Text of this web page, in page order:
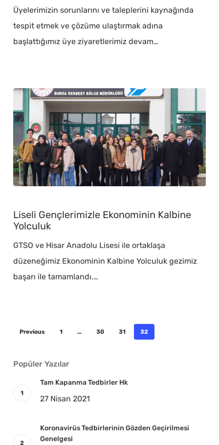
Üyelerimizi
Ziyaretlerimiz
Devam
Üyelerimizin sorunlarını ve taleplerini kaynağında
tespit etmek ve çözüme ulaştırmak adına
başlattığımız üye ziyaretlerimiz devam…
Gençlerimizle
Ekonominin
Kalbine
Yolculuk
Liseli Gençlerimizle Ekonominin Kalbine
Yolculuk
GTSO ve Hisar Anadolu Lisesi ile ortaklaşa
düzeneğimiz Ekonominin Kalbine Yolculuk gezimiz
başarı ile tamamlandı.…
Previous 1 … 30 31 32
Popüler Yazılar
Tam Kapanma Tedbirler Hk
27 Nisan 2021
Koronavirüs Tedbirlerinin Gözden Geçirilmesi
Genelgesi